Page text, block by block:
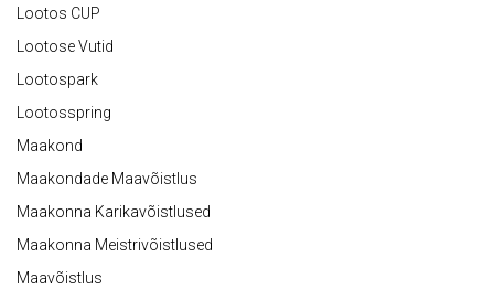
Lootos CUP
Lootose Vutid
Lootospark
Lootosspring
Maakond
Maakondade Maavõistlus
Maakonna Karikavõistlused
Maakonna Meistrivõistlused
Maavõistlus